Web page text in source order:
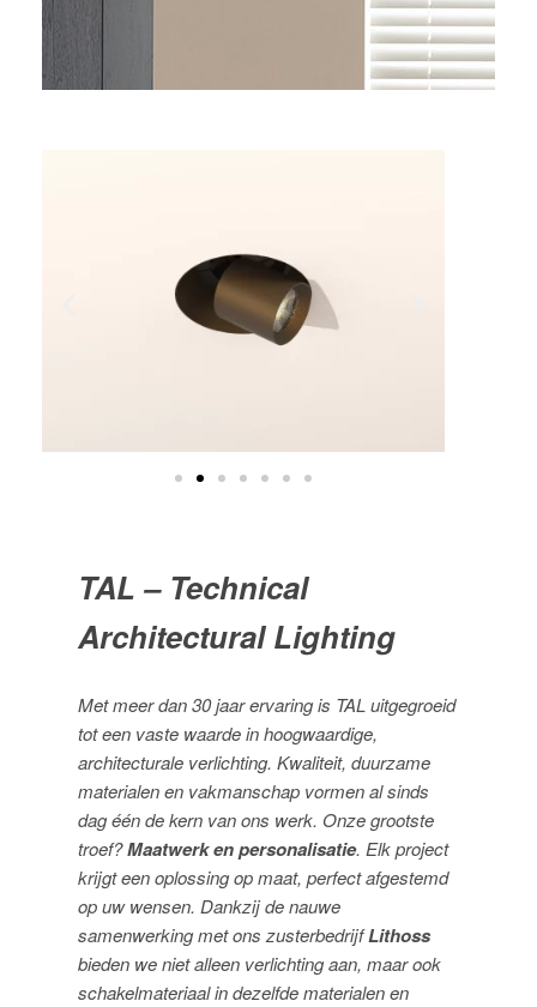
TAL – Technical
Architectural Lighting
Met meer dan 30 jaar ervaring is TAL uitgegroeid
tot een vaste waarde in hoogwaardige,
architecturale verlichting. Kwaliteit, duurzame
materialen en vakmanschap vormen al sinds
dag één de kern van ons werk. Onze grootste
troef?Maatwerk en personalisatie. Elk project
krijgt een oplossing op maat, perfect afgestemd
op uw wensen. Dankzij de nauwe
samenwerking met ons zusterbedrijfLithoss
bieden we niet alleen verlichting aan, maar ook
schakelmateriaal in dezelfde materialen en